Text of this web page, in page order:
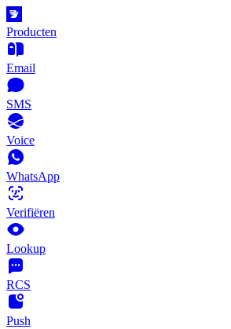
Producten
Email
SMS
Voice
WhatsApp
Verifiëren
Lookup
RCS
Push